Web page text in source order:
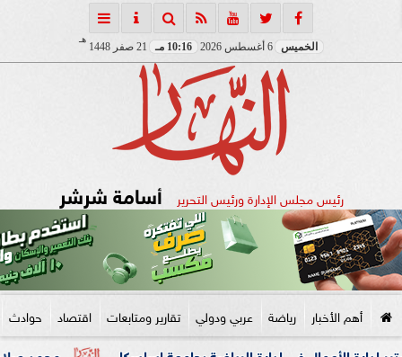
الخميس 10:16 مـ 21 صفر 1448
هـ
رئيس مجلس الإدارة ورئيس التحرير أسامة شرشر
أهم الأخبار رياضة عربي ودولي تقارير ومتابعات اقتصاد حوادث